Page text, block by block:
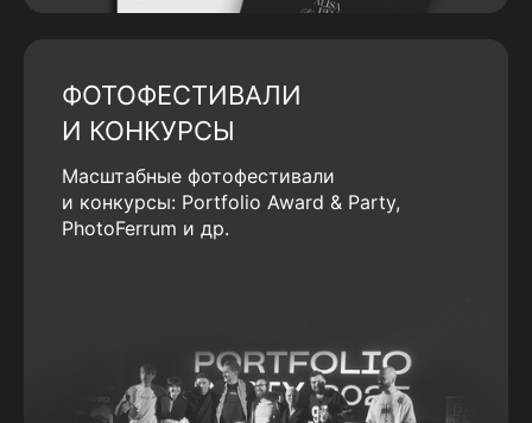
ФОТОФЕСТИВАЛИ
И КОНКУРСЫ
Масштабные фотофестивали
и конкурсы: Portfolio Award & Party,
PhotoFerrum и др.